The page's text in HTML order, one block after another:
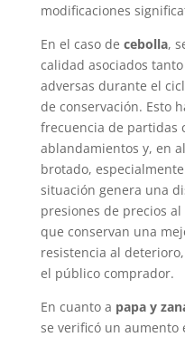
modificaciones
En el caso de cebolla,
calidad asociados
adversas durante el
de conservación. Esto
frecuencia de partidas
ablandamientos y, en
brotado,
situación genera una
presiones de precios
que conservan una
resistencia al
el público comprador.
En cuanto a papa y
se verificó un aumento